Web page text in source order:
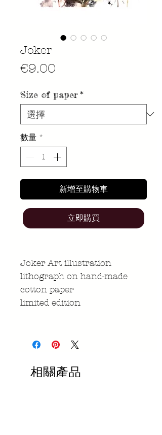
Joker
€9.00
Size of paper*
數量 *
新增至購物車
立即購買
Joker Art illustration
lithograph on hand-made
cotton paper
limited edition
相關產品